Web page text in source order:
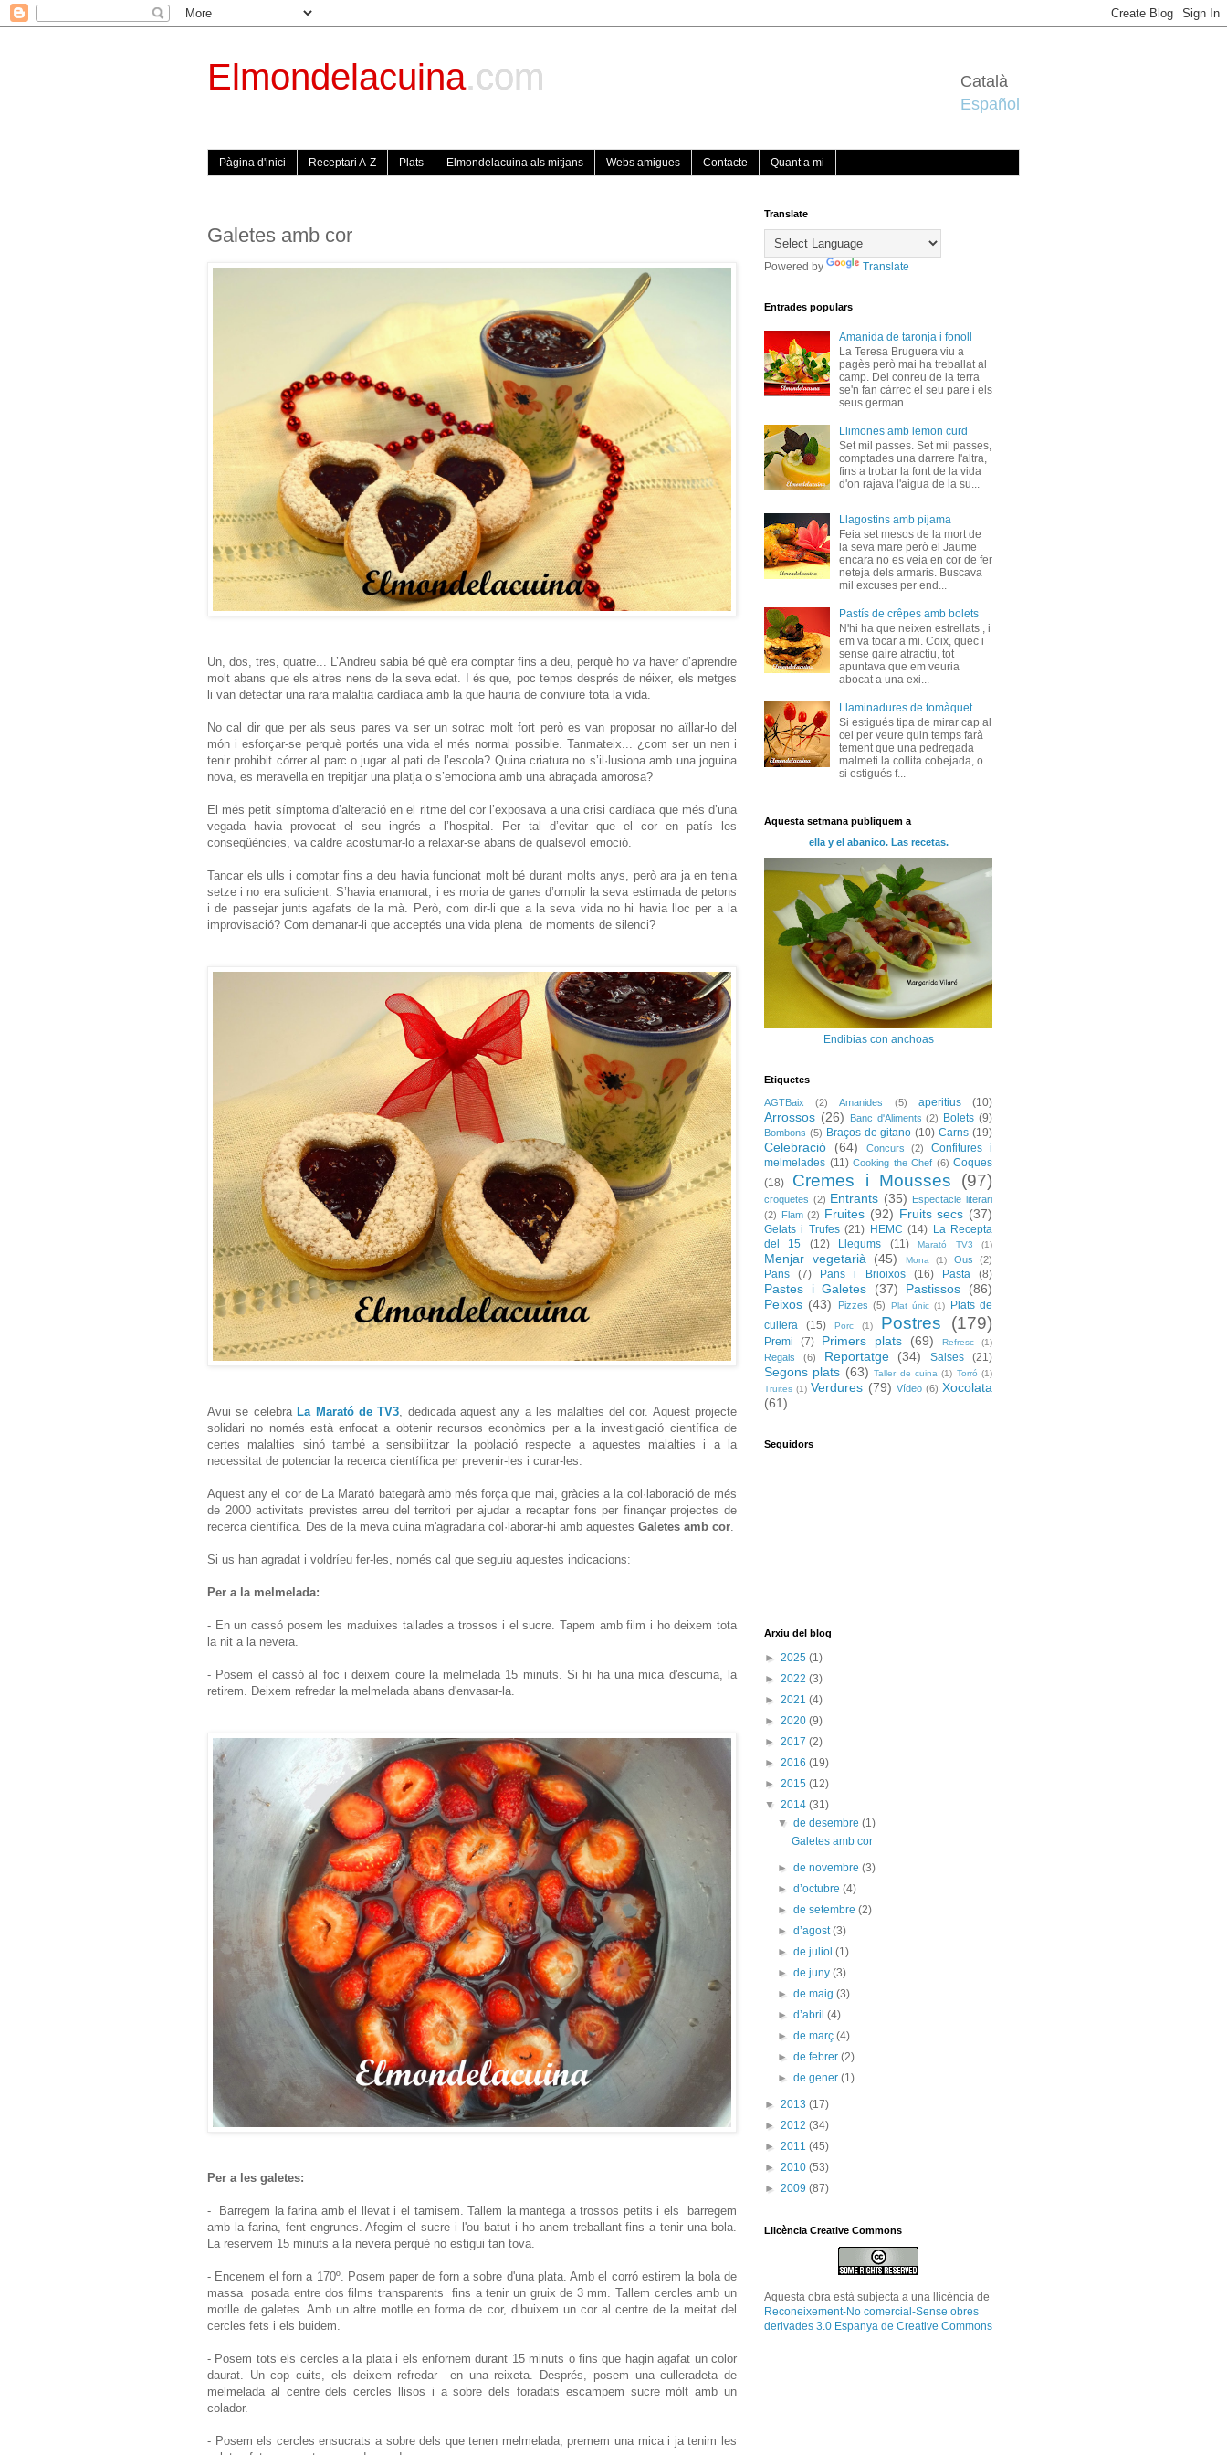
Elmondelacuina.com
Català
Español
Pàgina d'inici Receptari A-Z Plats Elmondelacuina als mitjans Webs amigues Contacte Quant a mi
Galetes amb cor
Un, dos, tres, quatre... L’Andreu sabia bé què era comptar fins a deu, perquè ho va haver d’aprendre
molt abans que els altres nens de la seva edat. I és que, poc temps després de néixer, els metges
li van detectar una rara malaltia cardíaca amb la que hauria de conviure tota la vida.
No cal dir que per als seus pares va ser un sotrac molt fort però es van proposar no aïllar-lo del
món i esforçar-se perquè portés una vida el més normal possible. Tanmateix... ¿com ser un nen i
tenir prohibit córrer al parc o jugar al pati de l’escola? Quina criatura no s’il·lusiona amb una joguina
nova, es meravella en trepitjar una platja o s’emociona amb una abraçada amorosa?
El més petit símptoma d’alteració en el ritme del cor l’exposava a una crisi cardíaca que més d’una
vegada havia provocat el seu ingrés a l’hospital. Per tal d’evitar que el cor en patís les
conseqüències, va caldre acostumar-lo a relaxar-se abans de qualsevol emoció.
Tancar els ulls i comptar fins a deu havia funcionat molt bé durant molts anys, però ara ja en tenia
setze i no era suficient. S’havia enamorat, i es moria de ganes d’omplir la seva estimada de petons
i de passejar junts agafats de la mà. Però, com dir-li que a la seva vida no hi havia lloc per a la
improvisació? Com demanar-li que acceptés una vida plena de moments de silenci?
Avui se celebra La Marató de TV3, dedicada aquest any a les malalties del cor. Aquest projecte
solidari no només està enfocat a obtenir recursos econòmics per a la investigació científica de
certes malalties sinó també a sensibilitzar la població respecte a aquestes malalties i a la
necessitat de potenciar la recerca científica per prevenir-les i curar-les.
Aquest any el cor de La Marató bategarà amb més força que mai, gràcies a la col·laboració de més
de 2000 activitats previstes arreu del territori per ajudar a recaptar fons per finançar projectes de
recerca científica. Des de la meva cuina m'agradaria col·laborar-hi amb aquestes Galetes amb cor.
Si us han agradat i voldríeu fer-les, només cal que seguiu aquestes indicacions:
Per a la melmelada:
- En un cassó posem les maduixes tallades a trossos i el sucre. Tapem amb film i ho deixem tota
la nit a la nevera.
- Posem el cassó al foc i deixem coure la melmelada 15 minuts. Si hi ha una mica d'escuma, la
retirem. Deixem refredar la melmelada abans d'envasar-la.
Per a les galetes:
- Barregem la farina amb el llevat i el tamisem. Tallem la mantega a trossos petits i els barregem
amb la farina, fent engrunes. Afegim el sucre i l'ou batut i ho anem treballant fins a tenir una bola.
La reservem 15 minuts a la nevera perquè no estigui tan tova.
- Encenem el forn a 170º. Posem paper de forn a sobre d'una plata. Amb el corró estirem la bola de
massa posada entre dos films transparents fins a tenir un gruix de 3 mm. Tallem cercles amb un
motlle de galetes. Amb un altre motlle en forma de cor, dibuixem un cor al centre de la meitat del
cercles fets i els buidem.
- Posem tots els cercles a la plata i els enfornem durant 15 minuts o fins que hagin agafat un color
daurat. Un cop cuits, els deixem refredar en una reixeta. Després, posem una culleradeta de
melmelada al centre dels cercles llisos i a sobre dels foradats escampem sucre mòlt amb un
colador.
- Posem els cercles ensucrats a sobre dels que tenen melmelada, premem una mica i ja tenim les
Translate
Powered by Translate
Entrades populars
Amanida de taronja i fonoll
La Teresa Bruguera viu a
pagès però mai ha treballat al
camp. Del conreu de la terra
se'n fan càrrec el seu pare i els
seus german...
Llimones amb lemon curd
Set mil passes. Set mil passes,
comptades una darrere l'altra,
fins a trobar la font de la vida
d'on rajava l'aigua de la su...
Llagostins amb pijama
Feia set mesos de la mort de
la seva mare però el Jaume
encara no es veia en cor de fer
neteja dels armaris. Buscava
mil excuses per end...
Pastís de crêpes amb bolets
N'hi ha que neixen estrellats , i
em va tocar a mi. Coix, quec i
sense gaire atractiu, tot
apuntava que em veuria
abocat a una exi...
Llaminadures de tomàquet
Si estigués tipa de mirar cap al
cel per veure quin temps farà
tement que una pedregada
malmeti la collita cobejada, o
si estigués f...
Aquesta setmana publiquem a
ella y el abanico. Las recetas.
Endibias con anchoas
Etiquetes
AGTBaix (2) Amanides (5) aperitius (10)
Arrossos (26) Banc d'Aliments (2) Bolets (9)
Bombons (5) Braços de gitano (10) Carns (19)
Celebració (64) Concurs (2)
Confitures i
melmelades (11) Cooking the Chef (6) Coques
(18)
Cremes i Mousses (97)
croquetes (2) Entrants (35)
Espectacle literari
(2)
Flam (2) Fruites (92) Fruits secs (37)
Gelats i Trufes (21) HEMC (14) La Recepta
del 15
(12) Llegums (11) Marató TV3 (1)
Menjar vegetarià (45) Mona (1) Ous (2)
Pans (7) Pans i Brioixos (16) Pasta (8)
Pastes i Galetes (37) Pastissos
(86)
Peixos (43) Pizzes (5) Plat únic (1)
Plats de
cullera
(15) Porc (1) Postres (179)
Premi (7) Primers plats (69) Refresc (1)
Regals (6) Reportatge (34) Salses (21)
Segons plats (63) Taller de cuina (1) Torró (1)
Truites (1) Verdures (79) Vídeo (6) Xocolata
(61)
Seguidors
Arxiu del blog
► 2025 (1)
► 2022 (3)
► 2021 (4)
► 2020 (9)
► 2017 (2)
► 2016 (19)
► 2015 (12)
▼ 2014 (31)
▼de desembre(1)
Galetes amb cor
►de novembre(3)
►d’octubre(4)
►de setembre(2)
►d’agost(3)
►de juliol(1)
►de juny(3)
►de maig(3)
►d’abril(4)
►de març(4)
►de febrer(2)
►de gener(1)
► 2013 (17)
► 2012 (34)
► 2011 (45)
► 2010 (53)
► 2009 (87)
Llicència Creative Commons
Aquesta obra està subjecta a una llicència de
Reconeixement-No comercial-Sense obres
derivades 3.0 Espanya de Creative Commons